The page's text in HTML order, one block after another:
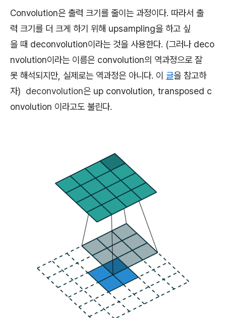
Convolution은 출력 크기를 줄이는 과정이다. 따라서 출
력 크기를 더 크게 하기 위해 upsampling을 하고 싶
을 때 deconvolution이라는 것을 사용한다. (그러나 deco
nvolution이라는 이름은 convolution의 역과정으로 잘
못 해석되지만, 실제로는 역과정은 아니다. 이 글을 참고하
자) deconvolution은 up convolution, transposed c
onvolution 이라고도 불린다.